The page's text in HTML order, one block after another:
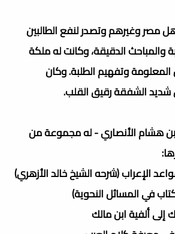
مصر وغيرهم وتصدر لنفع الطالبين
والمباحث الدقيقة، وكانت له ملكة
وتفهيم الطلبة. وكان
الشفقة رقيق القلب.
هشام الأنصاري - له مجموعة من
الإعراب (شرحه الشيخ خالد الأزهري)
في المسائل النحوية)
ألفية ابن مالك